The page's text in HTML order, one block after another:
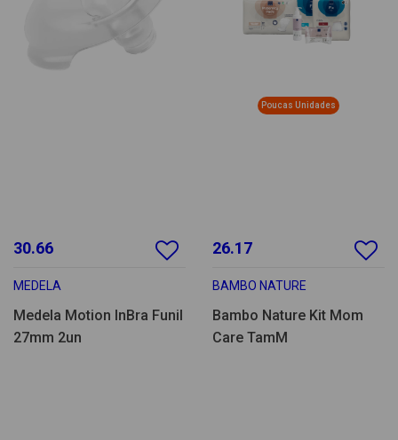
30.66
MEDELA
Medela Motion InBra Funil
27mm 2un
Poucas Unidades
26.17
BAMBO NATURE
Bambo Nature Kit Mom
Care TamM